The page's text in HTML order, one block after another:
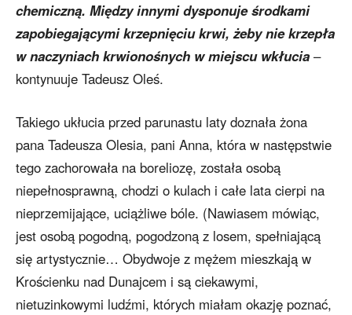
chemiczną. Między innymi dysponuje środkami
zapobiegającymi krzepnięciu krwi, żeby nie krzepła
w naczyniach krwionośnych w miejscu wkłucia –
kontynuuje Tadeusz Oleś.
Takiego ukłucia przed parunastu laty doznała żona
pana Tadeusza Olesia, pani Anna, która w następstwie
tego zachorowała na boreliozę, została osobą
niepełnosprawną, chodzi o kulach i całe lata cierpi na
nieprzemijające, uciążliwe bóle. (Nawiasem mówiąc,
jest osobą pogodną, pogodzoną z losem, spełniającą
się artystycznie… Obydwoje z mężem mieszkają w
Krościenku nad Dunajcem i są ciekawymi,
nietuzinkowymi ludźmi, których miałam okazję poznać,